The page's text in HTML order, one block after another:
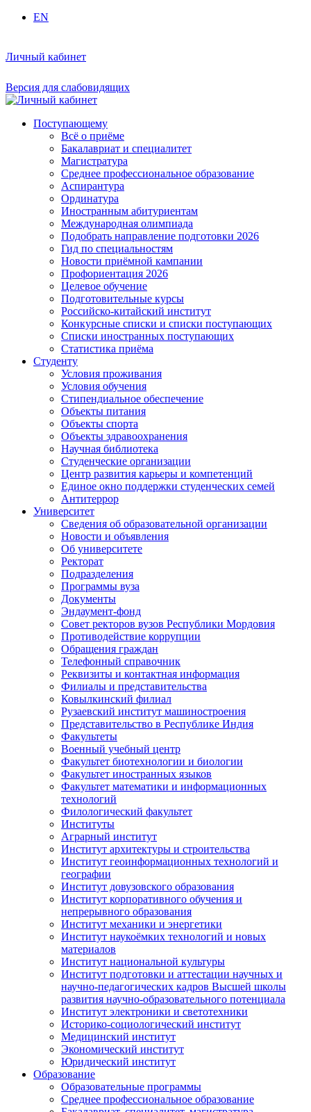
EN
Личный кабинет
Версия для слабовидящих
Поступающему
Всё о приёме
Бакалавриат и специалитет
Магистратура
Среднее профессиональное образование
Аспирантура
Ординатура
Иностранным абитуриентам
Международная олимпиада
Подобрать направление подготовки 2026
Гид по специальностям
Новости приёмной кампании
Профориентация 2026
Целевое обучение
Подготовительные курсы
Российско-китайский институт
Конкурсные списки и списки поступающих
Списки иностранных поступающих
Статистика приёма
Студенту
Условия проживания
Условия обучения
Стипендиальное обеспечение
Объекты питания
Объекты спорта
Объекты здравоохранения
Научная библиотека
Студенческие организации
Центр развития карьеры и компетенций
Единое окно поддержки студенческих семей
Антитеррор
Университет
Сведения об образовательной организации
Новости и объявления
Об университете
Ректорат
Подразделения
Программы вуза
Документы
Эндаумент-фонд
Совет ректоров вузов Республики Мордовия
Противодействие коррупции
Обращения граждан
Телефонный справочник
Реквизиты и контактная информация
Филиалы и представительства
Ковылкинский филиал
Рузаевский институт машиностроения
Представительство в Республике Индия
Факультеты
Военный учебный центр
Факультет биотехнологии и биологии
Факультет иностранных языков
Факультет математики и информационных
технологий
Филологический факультет
Институты
Аграрный институт
Институт архитектуры и строительства
Институт геоинформационных технологий и
географии
Институт довузовского образования
Институт корпоративного обучения и
непрерывного образования
Институт механики и энергетики
Институт наукоёмких технологий и новых
материалов
Институт национальной культуры
Институт подготовки и аттестации научных и
научно-педагогических кадров Высшей школы
развития научно-образовательного потенциала
Институт электроники и светотехники
Историко-социологический институт
Медицинский институт
Экономический институт
Юридический институт
Образование
Образовательные программы
Среднее профессиональное образование